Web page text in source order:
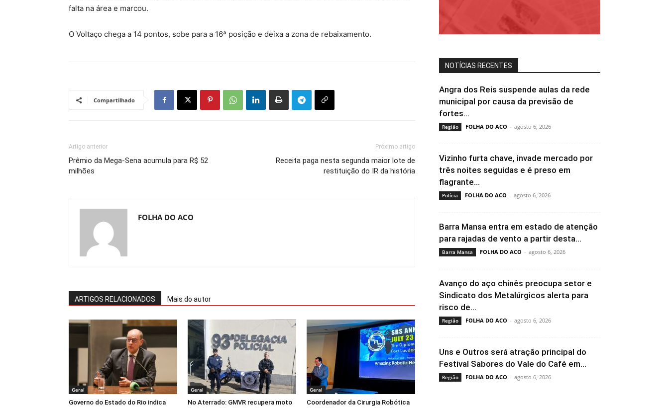
falta na área e marcou.
O Voltaço chega a 14 pontos, sobe para a 16ª posição e deixa a zona de rebaixamento.
Compartilhado
Artigo anterior
Prêmio da Mega-Sena acumula para R$ 52
milhões
Próximo artigo
Receita paga nesta segunda maior lote de
restituição do IR da história
FOLHA DO ACO
ARTIGOS RELACIONADOS Mais do autor
Geral
Governo do Estado do Rio indica
Geral
No Aterrado: GMVR recupera moto
Geral
Coordenador da Cirurgia Robótica
NOTÍCIAS RECENTES
Angra dos Reis suspende aulas da rede
municipal por causa da previsão de
fortes...
Região FOLHA DO ACO - agosto 6, 2026
Vizinho furta chave, invade mercado por
três noites seguidas e é preso em
flagrante...
Polícia FOLHA DO ACO - agosto 6, 2026
Barra Mansa entra em estado de atenção
para rajadas de vento a partir desta...
Barra Mansa FOLHA DO ACO - agosto 6, 2026
Avanço do aço chinês preocupa setor e
Sindicato dos Metalúrgicos alerta para
risco de...
Região FOLHA DO ACO - agosto 6, 2026
Uns e Outros será atração principal do
Festival Sabores do Vale do Café em...
Região FOLHA DO ACO - agosto 6, 2026